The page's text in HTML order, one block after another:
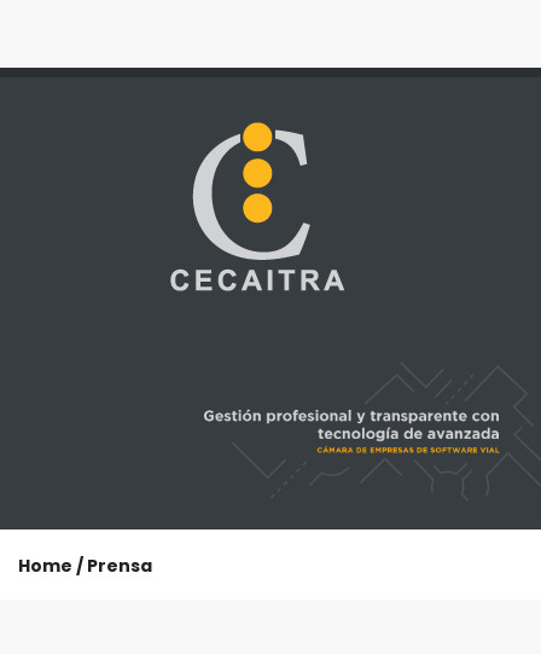
Home / Prensa